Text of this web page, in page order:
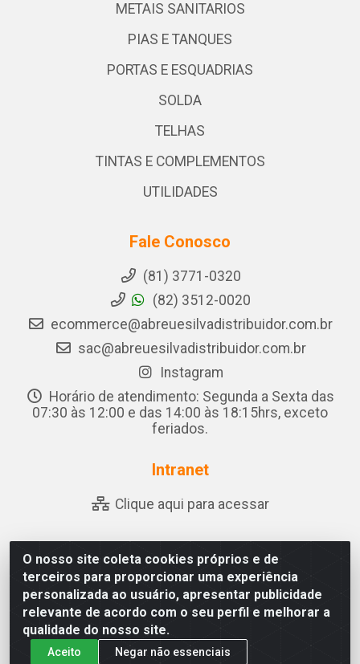
O nosso site coleta cookies próprios e de
terceiros para proporcionar uma experiência
personalizada ao usuário, apresentar publicidade
relevante de acordo com o seu perfil e melhorar a
qualidade do nosso site.
Aceito Negar não essenciais
METAIS SANITARIOS
PIAS E TANQUES
PORTAS E ESQUADRIAS
SOLDA
TELHAS
TINTAS E COMPLEMENTOS
UTILIDADES
Fale Conosco
(81) 3771-0320
(82) 3512-0020
ecommerce@abreuesilvadistribuidor.com.br
sac@abreuesilvadistribuidor.com.br
Instagram
Horário de atendimento: Segunda a Sexta das
07:30 às 12:00 e das 14:00 às 18:15hrs, exceto
feriados.
Intranet
Clique aqui para acessar
Abreu & Silva - Rua Padre Jose de Souza Leite, 265 - Ariado,
Olho D'Água das Flores/AL - CEP 57.442-000 - CNPJ
04.790.656/0001-06